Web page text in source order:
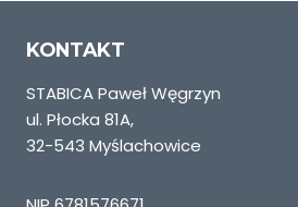
KONTAKT
STABICA Paweł Węgrzyn
ul. Płocka 81A,
32-543 Myślachowice